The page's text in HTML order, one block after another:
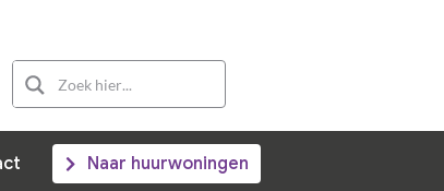
Naar huurwoningen
Nieuwbouw Ons team